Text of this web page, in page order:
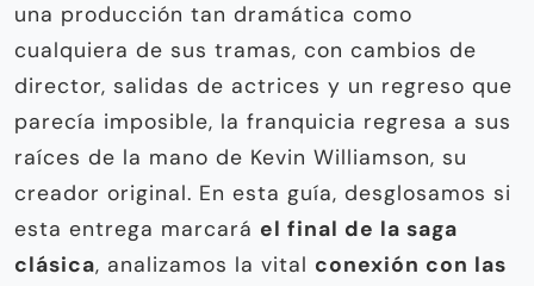
una producción tan dramática como
cualquiera de sus tramas, con cambios de
director, salidas de actrices y un regreso que
parecía imposible, la franquicia regresa a sus
raíces de la mano de Kevin Williamson, su
creador original. En esta guía, desglosamos si
esta entrega marcará el final de la saga
clásica, analizamos la vital conexión con las